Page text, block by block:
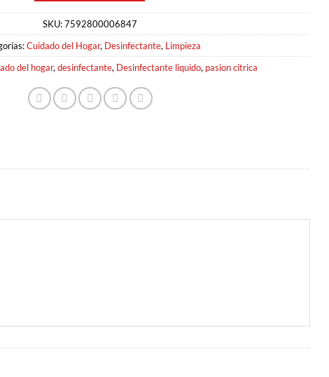
SKU:7592800006847
Cuidado del Hogar, Desinfectante, Limpieza
del hogar, desinfectante, Desinfectante liquido, pasion citrica